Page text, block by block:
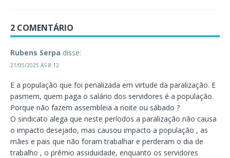
2 COMENTÁRIO
Rubens Serpa disse:
21/05/2025 ÀS 8:12
E a população que foi penalizada em virtude da paralização. E
pasmem, quem paga o salário dos servidores é a população.
Porque não fazem assembleia a noite ou sábado ?
O sindicato alega que neste períodos a paralização não causa
o impacto desejado, mas causou impacto a população , as
mães e pais que não foram trabalhar e perderam o dia de
trabalho , o prêmio assiduidade, enquanto os servidores